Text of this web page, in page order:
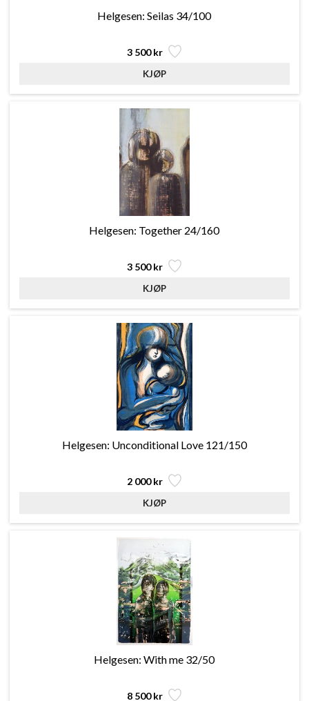
Helgesen: Seilas 34/100
3 500 kr
Helgesen: Together 24/160
3 500 kr
Helgesen: Unconditional Love 121/150
2 000 kr
Helgesen: With me 32/50
8 500 kr